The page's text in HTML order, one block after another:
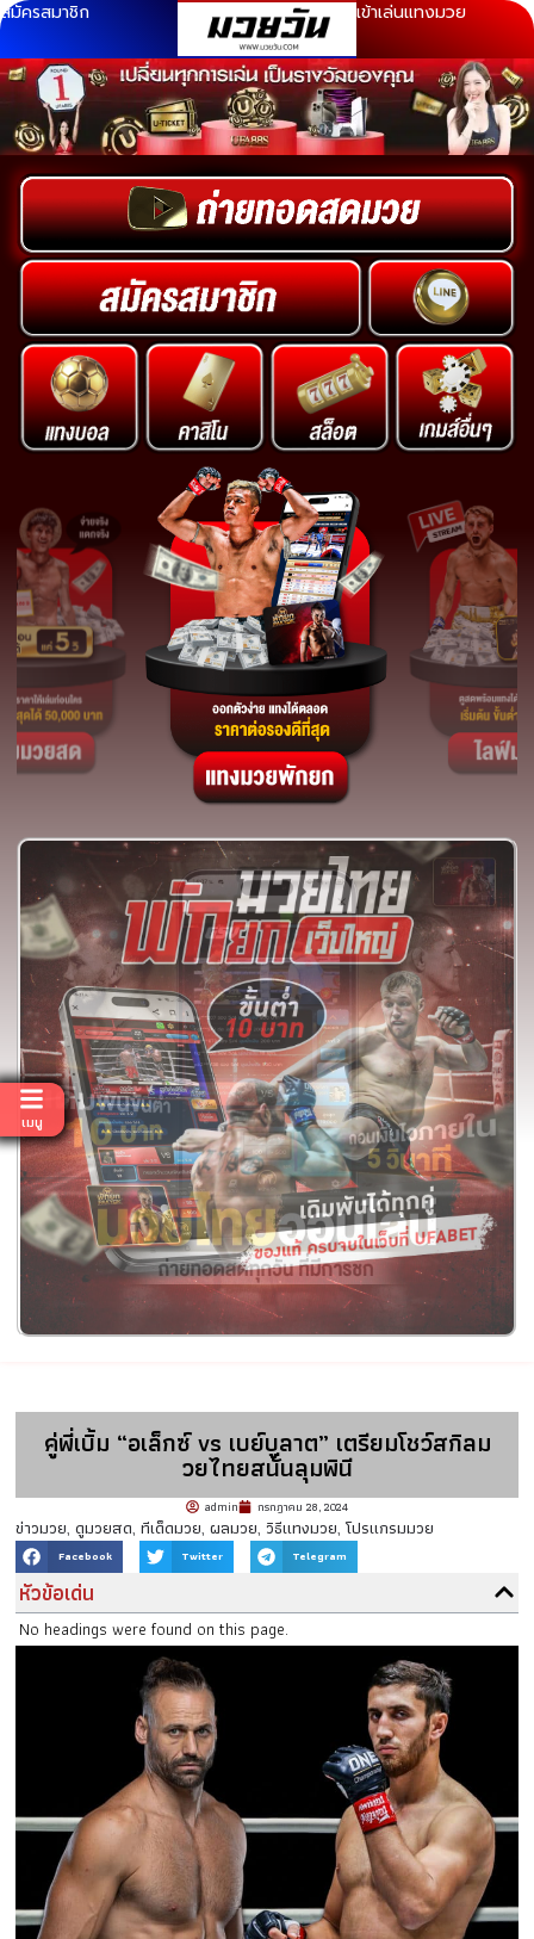
สมัครสมาชิก เข้าเล่นแทงมวย
เมนู
คู่พี่เบิ้ม “อเล็กซ์ vs เบย์บูลาต” เตรียมโชว์สกิลม
วยไทยสนั่นลุมพินี
admin กรกฎาคม 28, 2024
ข่าวมวย,ดูมวยสด,ทีเด็ดมวย,ผลมวย,วิธีแทงมวย,โปรแกรมมวย
Facebook Twitter Telegram
หัวข้อเด่น
No headings were found on this page.